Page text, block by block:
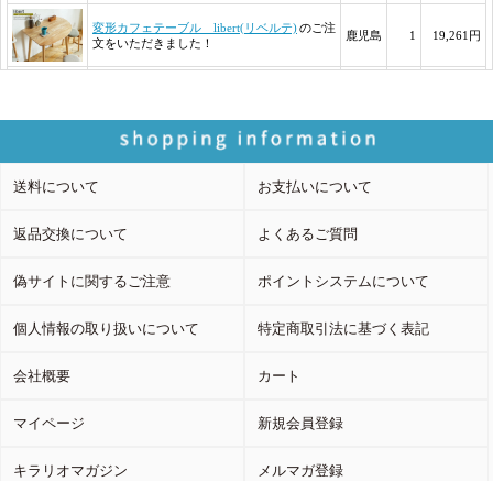
送料について お支払いについて
返品交換について よくあるご質問
偽サイトに関するご注意 ポイントシステムについて
個人情報の取り扱いについて 特定商取引法に基づく表記
会社概要 カート
マイページ 新規会員登録
キラリオマガジン メルマガ登録